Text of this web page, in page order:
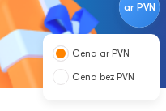
ar PVN
Cena ar PVN
Cena bez PVN